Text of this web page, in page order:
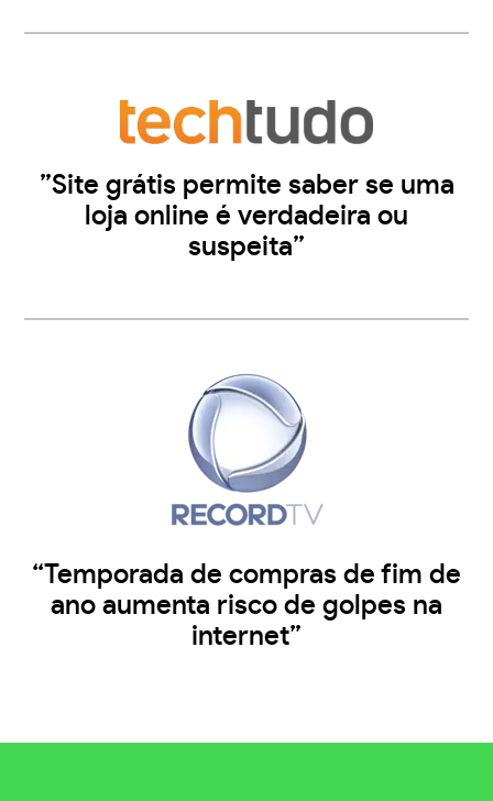
”Site grátis permite saber se uma
loja online é verdadeira ou
suspeita”
“Temporada de compras de fim de
ano aumenta risco de golpes na
internet”